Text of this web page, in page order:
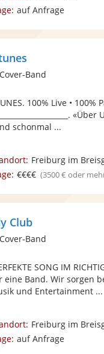
auf Anfrage
Band
100% Live •
schonmal ...
Freiburg im
€€€€ (3500 € oder
Club
Band
SONG IM
eine Band. Wir sorgen
und Entertainment ...
Freiburg im
auf Anfrage